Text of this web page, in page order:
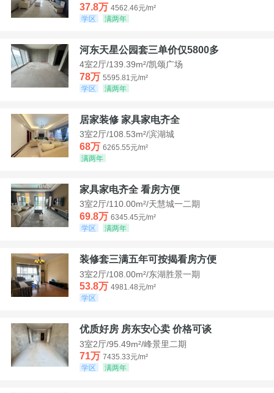
37.8万 4562.46元/m²
学区
满两年
河东天星公园套三单价仅5800多
4室2厅/139.39m²/凯颂广场
78万 5595.81元/m²
学区
满两年
居家装修 家具家电齐全
3室2厅/108.53m²/滨湖城
68万 6265.55元/m²
满两年
家具家电齐全 看房方便
3室2厅/110.00m²/天慧城一二期
69.8万 6345.45元/m²
学区
满两年
装修套三满五年可按揭看房方便
3室2厅/108.00m²/东湖胜景一期
53.8万 4981.48元/m²
学区
优质好房 房东安心卖 价格可谈
3室2厅/95.49m²/峰景里二期
71万 7435.33元/m²
学区
满两年